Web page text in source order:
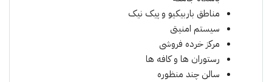
مناطق باربیکیو و پیک نیک
سیستم امنیتی
مرکز خرده فروشی
رستوران ها و کافه ها
سالن چند منظوره